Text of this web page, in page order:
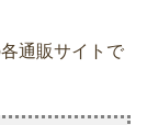
通販サイトで